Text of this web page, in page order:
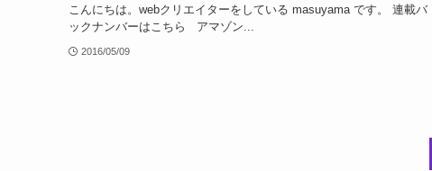
こんにちは。webクリエイターをしている masuyama です。 連載バ
ックナンバーはこちら アマゾン...
2016/05/09